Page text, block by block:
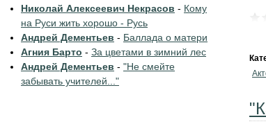
Николай Алексеевич Некрасов - Кому
на Руси жить хорошо - Русь
Андрей Дементьев - Баллада о матери
Агния Барто - За цветами в зимний лес
Андрей Дементьев - "Не смейте
забывать учителей..."